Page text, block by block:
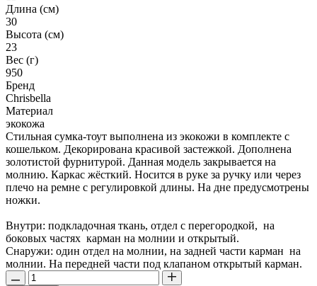
Длина (см)
30
Высота (см)
23
Вес (г)
950
Бренд
Chrisbella
Материал
экокожа
Стильная сумка-тоут выполнена из экокожи в комплекте с
кошельком. Декорирована красивой застежкой. Дополнена
золотистой фурнитурой. Данная модель закрывается на
молнию. Каркас жёсткий. Носится в руке за ручку или через
плечо на ремне с регулировкой длины. На дне предусмотрены
ножки.
Внутри: подкладочная ткань, отдел с перегородкой, на
боковых частях карман на молнии и открытый.
Снаружи: один отдел на молнии, на задней части карман на
молнии. На передней части под клапаном открытый карман.